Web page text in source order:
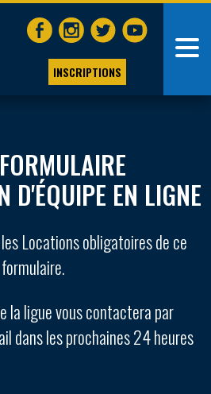
INSCRIPTIONS
D'ÉQUIPE EN LIGNE
Locations obligatoires de ce
formulaire.
la ligue vous contactera par
dans les prochaines 24 heures